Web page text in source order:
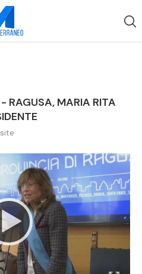
RAGUSA, MARIA RITA
Video
Player